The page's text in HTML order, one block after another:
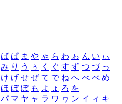
ば ぱ ま や ゃ ら わ ゎ ん い ぃ
み り う ぅ く ぐ す ず つ づ っ
け げ せ ぜ て で ね へ べ ぺ め
ほ ぼ ぽ も よ ょ ろ を
パ マ ヤ ャ ラ ワ ヮ ン イ ィ キ